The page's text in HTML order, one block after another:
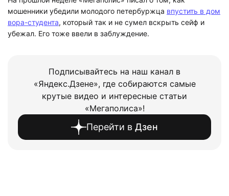
мошенники убедили молодого петербуржца впустить в дом
вора-студента, который так и не сумел вскрыть сейф и
убежал. Его тоже ввели в заблуждение.
Подписывайтесь на наш канал в
«Яндекс.Дзене», где собираются самые
крутые видео и интересные статьи
«Мегаполиса»!
Перейти в Дзен